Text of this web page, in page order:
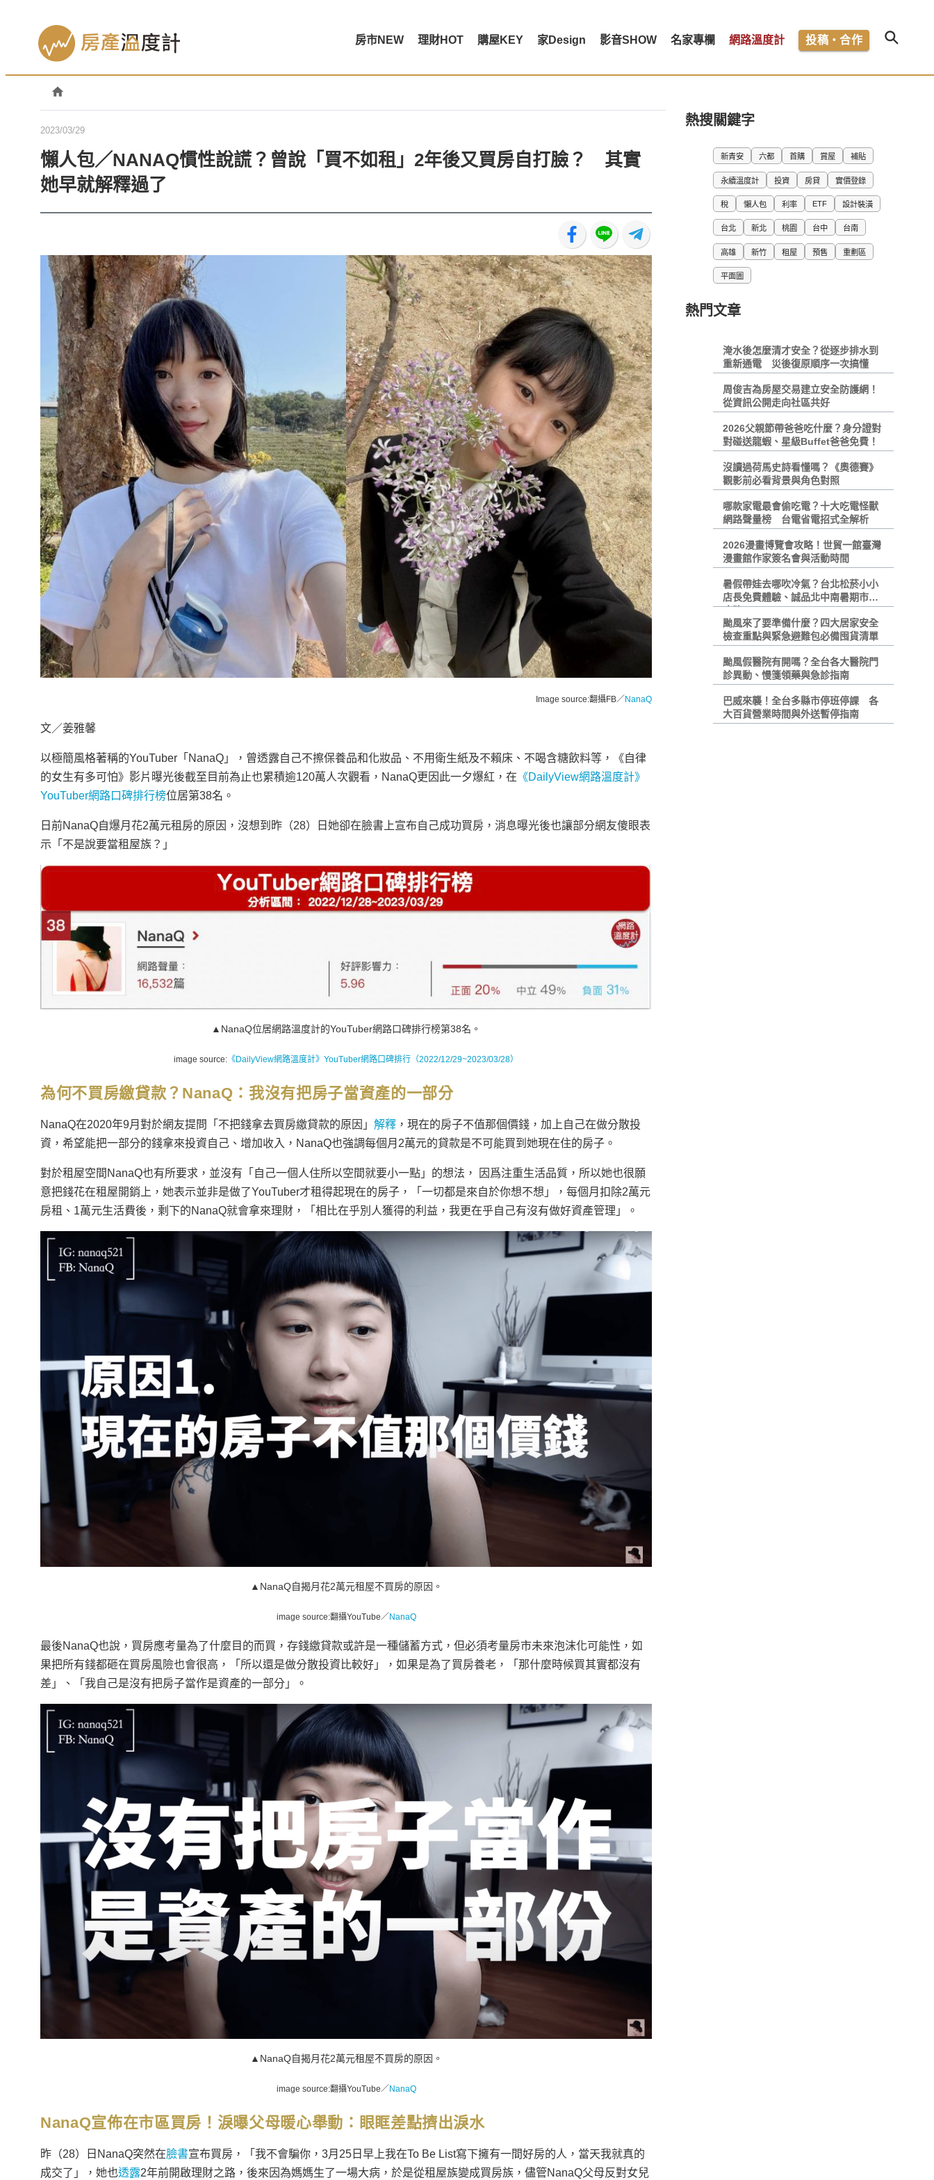
房市NEW 理財HOT 購屋KEY 家Design 影音SHOW 名家專欄 網路溫度計 投稿・合作
2023/03/29
懶人包／NANAQ慣性說謊？曾說「買不如租」2年後又買房自打臉？ 其實
她早就解釋過了
Image source:翻攝FB／ NanaQ
文／姜雅馨
以極簡風格著稱的YouTuber「NanaQ」，曾透露自己不擦保養品和化妝品、不用衛生紙及不賴床、不喝含糖飲料等，《自律
的女生有多可怕》影片曝光後截至目前為止也累積逾120萬人次觀看，NanaQ更因此一夕爆紅，在 《DailyView網路溫度計》
YouTuber網路口碑排行榜位居第38名。
日前NanaQ自爆月花2萬元租房的原因，沒想到昨（28）日她卻在臉書上宣布自己成功買房，消息曝光後也讓部分網友傻眼表
示「不是說要當租屋族？」
▲NanaQ位居網路溫度計的YouTuber網路口碑排行榜第38名。
image source: 《DailyView網路溫度計》YouTuber網路口碑排行（2022/12/29~2023/03/28）
為何不買房繳貸款？NanaQ：我沒有把房子當資產的一部分
NanaQ在2020年9月對於網友提問「不把錢拿去買房繳貸款的原因」 解釋 ，現在的房子不值那個價錢，加上自己在做分散投
資，希望能把一部分的錢拿來投資自己、增加收入，NanaQ也強調每個月2萬元的貸款是不可能買到她現在住的房子。
對於租屋空間 NanaQ也有所要求，並沒有「自己一個人住所以空間就要小一點」的想法， 因爲注重生活品質，所以她也很願
意把錢花在租屋開銷上，她表示並非是做了YouTuber才租得起現在的房子，「一切都是來自於你想不想」，每個月扣除2萬元
房租、1萬元生活費後，剩下的NanaQ就會拿來理財，「相比在乎別人獲得的利益，我更在乎自己有沒有做好資產管理」。
▲NanaQ自揭月花2萬元租屋不買房的原因。
image source:翻攝YouTube／ NanaQ
最後NanaQ也說，買房應考量為了什麼目的而買，存錢繳貸款或許是一種儲蓄方式，但必須考量房市未來泡沫化可能性，如
果把所有錢都砸在買房風險也會很高，「所以還是做分散投資比較好」，如果是為了買房養老，「那什麼時候買其實都沒有
差」、「我自己是沒有把房子當作是資產的一部分」。
▲NanaQ自揭月花2萬元租屋不買房的原因。
image source:翻攝YouTube／ NanaQ
NanaQ宣佈在市區買房！淚曝父母暖心舉動：眼眶差點擠出淚水
昨（28）日NanaQ突然在臉書宣布買房，「我不會騙你，3月25日早上我在To Be List寫下擁有一間好房的人，當天我就真的
成交了」，她也透露2年前開啟理財之路，後來因為媽媽生了一場大病，於是從租屋族變成買房族，儘管NanaQ父母反對女兒
熱搜關鍵字
新青安 六都 首購 賞屋 補貼
永續溫度計 投資 房貸 實價登錄
稅 懶人包 利率 ETF 設計裝潢
台北 新北 桃園 台中 台南
高雄 新竹 租屋 預售 重劃區
平面圖
熱門文章
淹水後怎麼清才安全？從逐步排水到
重新通電 災後復原順序一次搞懂
周俊吉為房屋交易建立安全防護網！
從資訊公開走向社區共好
2026父親節帶爸爸吃什麼？身分證對
對碰送龍蝦、星級Buffet爸爸免費！
沒讀過荷馬史詩看懂嗎？《奧德賽》
觀影前必看背景與角色對照
哪款家電最會偷吃電？十大吃電怪獸
網路聲量榜 台電省電招式全解析
2026漫畫博覽會攻略！世貿一館臺灣
漫畫館作家簽名會與活動時間
暑假帶娃去哪吹冷氣？台北松菸小小
店長免費體驗、誠品北中南暑期市集
攻略
颱風來了要準備什麼？四大居家安全
檢查重點與緊急避難包必備囤貨清單
颱風假醫院有開嗎？全台各大醫院門
診異動、慢箋領藥與急診指南
巴威來襲！全台多縣市停班停課 各
大百貨營業時間與外送暫停指南